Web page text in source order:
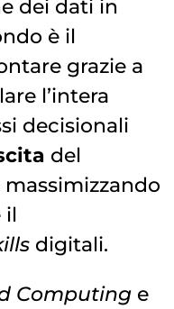
dei dati in
è il
grazie a
l’intera
decisionali
del
massimizzando
il
digitali.
Computing e